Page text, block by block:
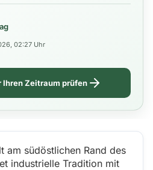
02:27 Uhr
Zeitraum prüfen
am südöstlichen Rand des
industrielle Tradition mit